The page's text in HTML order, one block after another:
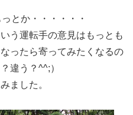
とか・・・・・・
う運転手の意見はもっとも
ったら寄ってみたくなるの
違う？^^;）
ました。